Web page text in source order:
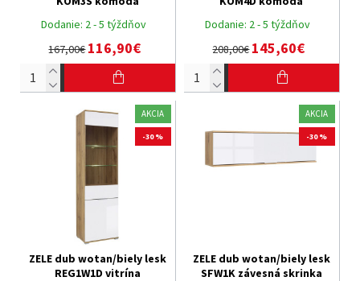
Dodanie: 2 - 5 týždňov
167,00€116,90€
Dodanie: 2 - 5 týždňov
208,00€145,60€
AKCIA
-30 %
ZELE dub wotan/biely lesk
REG1W1D vitrína
AKCIA
-30 %
ZELE dub wotan/biely lesk
SFW1K závesná skrinka